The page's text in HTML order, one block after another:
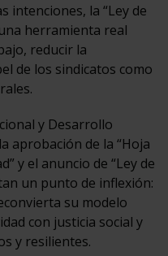
intenciones, la “Ley de
herramienta real
reducir la
de los sindicatos como
y Desarrollo
aprobación de la “Hoja
y el anuncio de “Ley de
un punto de inflexión:
su modelo
con justicia social y
y resilientes.